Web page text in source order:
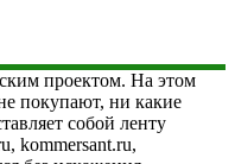
проектом. На этом
покупают, ни какие
собой ленту
kommersant.ru,